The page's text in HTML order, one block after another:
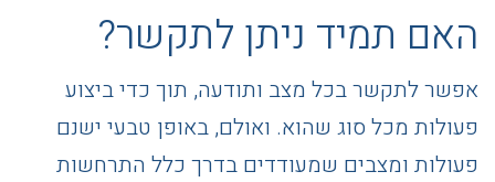
האם תמיד ניתן לתקשר?
אפשר לתקשר בכל מצב ותודעה, תוך כדי ביצוע
פעולות מכל סוג שהוא. ואולם, באופן טבעי ישנם
פעולות ומצבים שמעודדים בדרך כלל התרחשות